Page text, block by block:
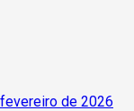
fevereiro de 2026